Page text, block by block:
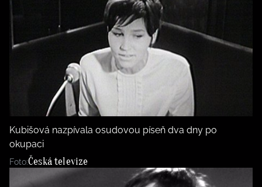
Kubišová nazpívala osudovou píseň dva dny po
okupaci
Foto:Česká televize